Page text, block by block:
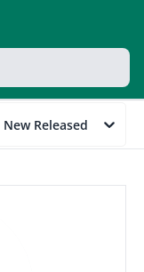
New Released